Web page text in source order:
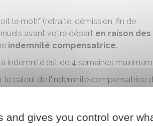
le motif (retraite, démission, fin de
avant votre départ en raison des
indemnité compensatrice.
indemnité est de 4 semaines maximum.
le calcul de l'indemnité compensatrice
lors de votre dernier mois complet
de votre situation statutaire ou
and gives you control over